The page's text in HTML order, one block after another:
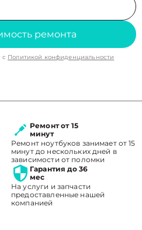
ремонта
с Политикой конфиденциальности
Ремонт от 15
минут
Ремонт ноутбуков занимает от 15
минут до нескольких дней в
зависимости от поломки
Гарантия до 36
мес
На услуги и запчасти
предоставленные нашей
компанией